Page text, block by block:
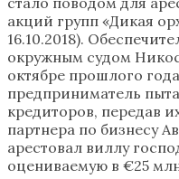
акций групп «Дикая
16.10.2018).
окружным судом
октябре прошлого
предприниматель
кредиторов, передав
партнера по бизнесу
арестовал виллу
оцениваемую в €25